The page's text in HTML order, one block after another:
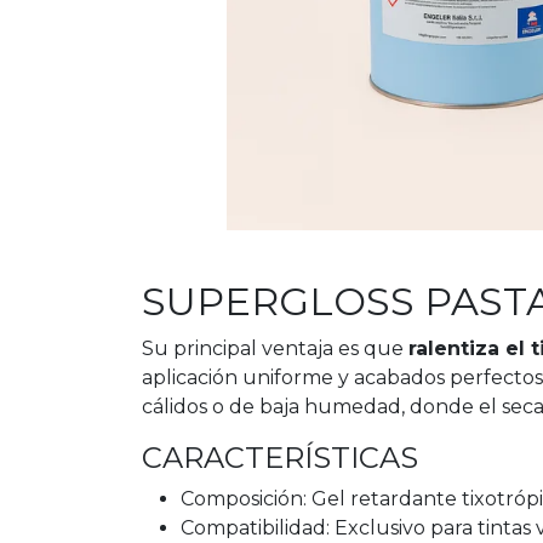
SUPERGLOSS
Su principal ventaja es que ralentiza el
aplicación uniforme y acabados
cálidos o de baja humedad, donde el
CARACTERÍSTICAS
Composición: Gel retardante
Compatibilidad: Exclusivo para tintas